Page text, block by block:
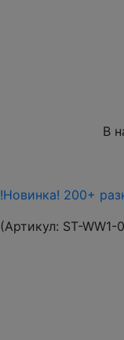
В
!Новинка! 200+
(Артикул: ST-